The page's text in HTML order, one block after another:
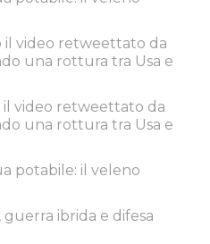
il video retweettato da
una rottura tra Usa e
il video retweettato da
una rottura tra Usa e
potabile: il veleno
guerra ibrida e difesa